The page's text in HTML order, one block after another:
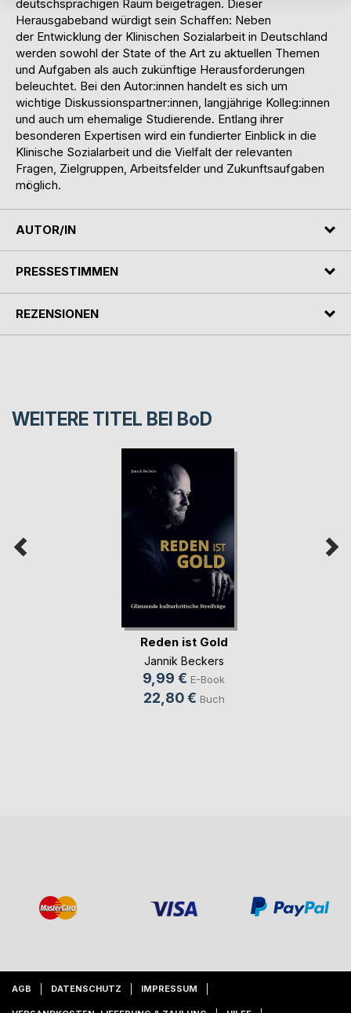
deutschsprachigen Raum beigetragen. Dieser
Herausgabeband würdigt sein Schaffen: Neben
der Entwicklung der Klinischen Sozialarbeit in Deutschland
werden sowohl der State of the Art zu aktuellen Themen
und Aufgaben als auch zukünftige Herausforderungen
beleuchtet. Bei den Autor:innen handelt es sich um
wichtige Diskussionspartner:innen, langjährige Kolleg:innen
und auch um ehemalige Studierende. Entlang ihrer
besonderen Expertisen wird ein fundierter Einblick in die
Klinische Sozialarbeit und die Vielfalt der relevanten
Fragen, Zielgruppen, Arbeitsfelder und Zukunftsaufgaben
möglich.
AUTOR/IN
PRESSESTIMMEN
REZENSIONEN
WEITERE TITEL BEI BoD
Reden ist Gold
Jannik Beckers
9,99 € E-Book
22,80 € Buch
AGB DATENSCHUTZ IMPRESSUM